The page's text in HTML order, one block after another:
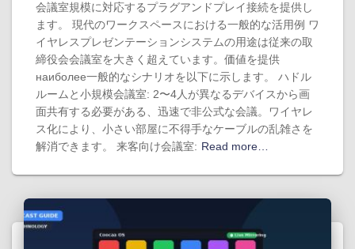
会議室規模に対応するプラグアンドプレイ接続を提供し
ます。 現代のワークスペースにおける一般的な活用例 ワ
イヤレスプレゼンテーションシステムの用途は従来の取
締役会会議室を大きく超えています。価値を提供
наиболее一般的なシナリオを以下に示します。 ハドル
ルームと小規模会議室: 2〜4人が異なるデバイスから画
面共有する必要がある、迅速で非公式な会議。ワイヤレ
ス化により、小さい部屋に不得手なケーブルの乱雑さを
解消できます。 来客向け会議室: Read more…